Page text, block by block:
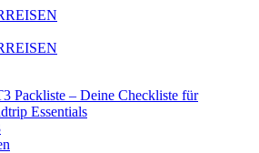
Packliste – Deine Checkliste für
Essentials